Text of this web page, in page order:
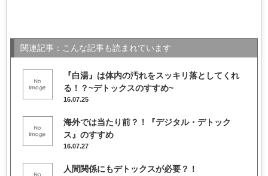
関連記事：こんな記事も読まれています
『白湯』は体内の汚れをスッキリ落としてくれ
る！？~デトックスのすすめ~
16.07.25
海外では当たり前？！『デジタル・デトック
ス』のすすめ
16.07.27
人間関係にもデトックスが必要？！